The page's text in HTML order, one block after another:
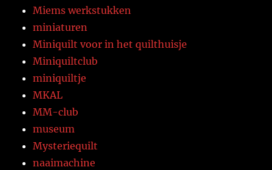
Miems werkstukken
miniaturen
Miniquilt voor in het quilthuisje
Miniquiltclub
miniquiltje
MKAL
MM-club
museum
Mysteriequilt
naaimachine